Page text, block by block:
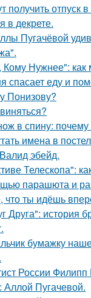
получить отпуск
в декрете.
Пугачёвой
Кому Нужнее": как
спасает еду и
Понизову?
в спину:
имена в
эбейд.
Телескопа":
парашюта и
что ты идёшь
история
бумажку
России Филипп
Аллой Пугачевой.